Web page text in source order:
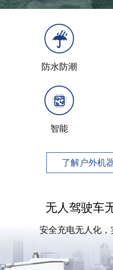
防水防潮
智能
了解户外机
无人驾驶车
安全充电无人化，